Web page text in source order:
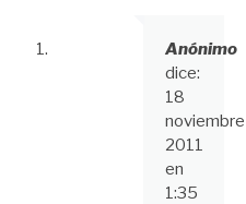
Anónimo
dice:
18
noviembre
2011
en
1:35